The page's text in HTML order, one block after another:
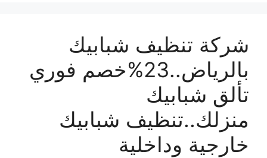
شركة تنظيف شبابيك
بالرياض..23%خصم فوري
تألق شبابيك
منزلك..تنظيف شبابيك
خارجية وداخلية